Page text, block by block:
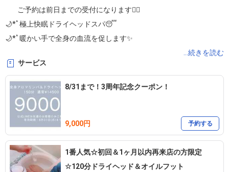
🌙*ﾟ極上快眠ドライヘッドスパ😴
🌙*ﾟ暖かい手で全身の血流を促します✨
🌙*ﾟ頭痛、眼精疲労、肩こり、首こり、不眠、ストレスを
感じている方にオススメです🍃
...続きを読む
サービス
8/31まで！3周年記念クーポン！
9,000円 予約する
1番人気☆初回＆1ヶ月以内再来店の方限定
☆120分ドライヘッド＆オイルフット